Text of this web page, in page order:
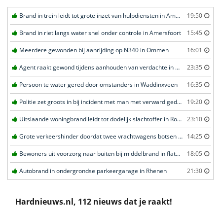
Brand in trein leidt tot grote inzet van hulpdiensten in Amersfoort 19:50
Brand in riet langs water snel onder controle in Amersfoort 15:45
Meerdere gewonden bij aanrijding op N340 in Ommen 16:01
Agent raakt gewond tijdens aanhouden van verdachte in Amsterdam 23:35
Persoon te water gered door omstanders in Waddinxveen 16:35
Politie zet groots in bij incident met man met verward gedrag in Leeuwarden 19:20
Uitslaande woningbrand leidt tot dodelijk slachtoffer in Rotterdam 23:10
Grote verkeershinder doordat twee vrachtwagens botsen tunnel in Zwijndrecht 14:25
Bewoners uit voorzorg naar buiten bij middelbrand in flatwoning in Leeuwarden 18:05
Autobrand in ondergrondse parkeergarage in Rhenen 21:30
Hardnieuws.nl, 112 nieuws dat je raakt!